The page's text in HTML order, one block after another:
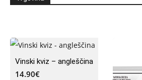
Vinski kviz – angleščina
14.90€